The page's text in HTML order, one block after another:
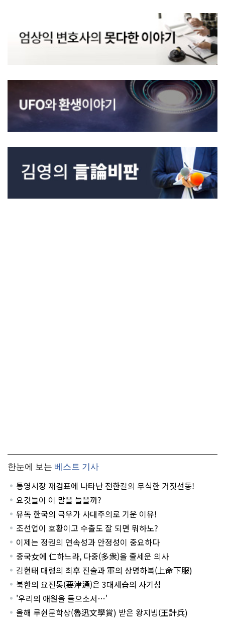
한눈에 보는 베스트 기사
통영시장 재검표에 나타난 전한길의 무식한 거짓선동!
요것들이 이 말을 들을까?
유독 한국의 극우가 사대주의로 기운 이유!
조선업이 호황이고 수출도 잘 되면 뭐하노?
이제는 정권의 연속성과 안정성이 중요하다
중국女에 仁하느라, 다중(多衆)을 줄세운 의사
김현태 대령의 최후 진술과 軍의 상명하복(上命下服)
북한의 요진통(要津通)은 3대세습의 사기성
'우리의 애원을 들으소서…'
올해 루쉰문학상(魯迅文學賞) 받은 왕지빙(王計兵)